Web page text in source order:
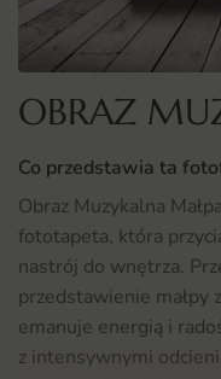
OBRAZ
Co przedstawia ta
Obraz Muzykalna
fototapeta, która
nastrój do wnętrza.
przedstawienie małpy
emanuje energią i
z intensywnymi